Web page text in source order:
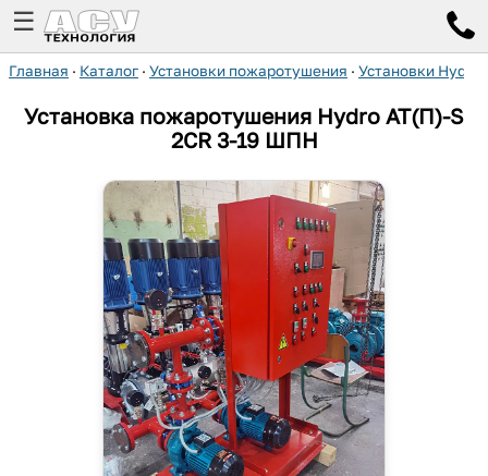
☰
Главная · Каталог · Установки пожаротушения · Установки
Установка пожаротушения Hydro AT(П)-S
2CR 3-19 ШПН